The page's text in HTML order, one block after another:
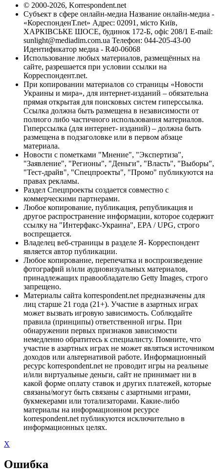
© 2000-2026, Korrespondent.net
Субъект в сфере онлайн-медиа Название онлайн-медиа -
«КореспонденТ.net» Адрес: 02091, місто Київ,
ХАРКІВСЬКЕ ШОСЕ, будинок 172-Б, офіс 208/1 E-mail:
sunlight@mediadim.com.ua Телефон: 044-205-43-00
Идентификатор медиа - R40-06068
Использование любых материалов, размещённых на
сайте, разрешается при условии ссылки на
Корреспондент.net.
При копировании материалов со страницы «Новости
Украины и мира», для интернет-изданий – обязательна
прямая открытая для поисковых систем гиперссылка.
Ссылка должна быть размещена в независимости от
полного либо частичного использования материалов.
Гиперссылка (для интернет- изданий) – должна быть
размещена в подзаголовке или в первом абзаце
материала.
Новости с пометками "Мнение", "Экспертиза",
"Заявление", "Регионы", "Деньги", "Власть", "Выборы",
"Тест-драйв", "Спецпроекты", "Промо" публикуются на
правах рекламы.
Раздел Спецпроекты создается совместно с
коммерческими партнерами.
Любое копирование, публикация, републикация и
другое распространение информации, которое содержит
ссылку на "Интерфакс-Украина", EPA / UPG, строго
воспрещается.
Владелец веб-страницы в разделе Я- Корреспондент
является автор публикации.
Любое копирование, перепечатка и воспроизведение
фотографий и/или аудиовизуальных материалов,
принадлежащих правообладателю Getty Images, строго
запрещено.
Материалы сайта korrespondent.net предназначены для
лиц старше 21 года (21+). Участие в азартных играх
может вызвать игровую зависимость. Соблюдайте
правила (принципы) ответственной игры. При
обнаружении первых признаков зависимости
немедленно обратитесь к специалисту. Помните, что
участие в азартных играх не может являться источником
доходов или альтернативой работе. Информационный
ресурс korrespondent.net не проводит игры на реальные
и/или виртуальные деньги, сайт не принимает ни в
какой форме оплату ставок и других платежей, которые
связаны/могут быть связаны с азартными играми,
букмекерами или тотализаторами. Какие-либо
материалы на информационном ресурсе
korrespondent.net публикуются исключительно в
информационных целях.
X
Ошибка